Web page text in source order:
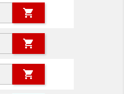


